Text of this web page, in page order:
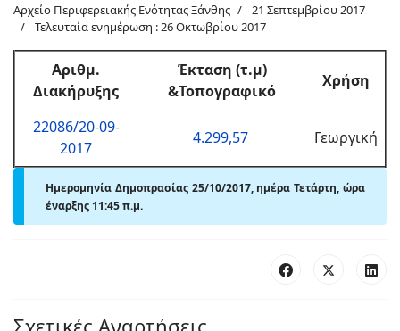
Αρχείο Περιφερειακής Ενότητας Ξάνθης
21 Σεπτεμβρίου 2017
Τελευταία ενημέρωση : 26 Οκτωβρίου 2017
Αριθμ.
Διακήρυξης
Έκταση (τ.μ)
&Τοπογραφικό
Χρήση
22086/20-09-
2017
4.299,57 Γεωργική
Ημερομηνία Δημοπρασίας 25/10/2017, ημέρα Τετάρτη, ώρα
έναρξης 11:45 π.μ.
Σχετικές Αναρτήσεις